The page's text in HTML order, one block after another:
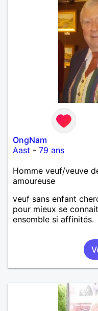
OngNam
Aast - 79 ans
Homme veuf/veuve
amoureuse
veuf sans enfant
pour mieux se
ensemble si affinités.